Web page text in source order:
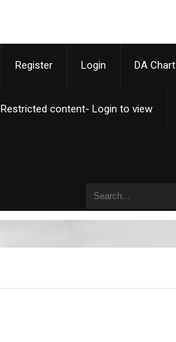
Register Login DA Chart
Restricted content- Login to view